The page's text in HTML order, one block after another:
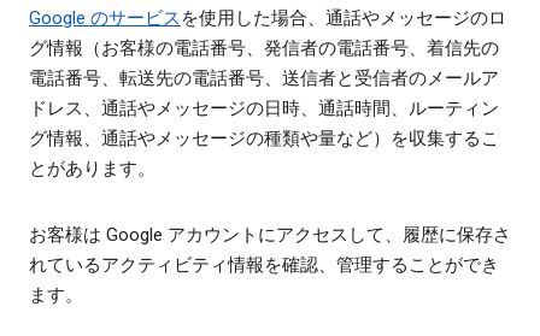
Google のサービス を使用した場合、通話やメッセージのロ
グ情報（お客様の電話番号、発信者の電話番号、着信先の
電話番号、転送先の電話番号、送信者と受信者のメールア
ドレス、通話やメッセージの日時、通話時間、ルーティン
グ情報、通話やメッセージの種類や量など）を収集するこ
とがあります。
お客様は Google アカウントにアクセスして、履歴に保存さ
れているアクティビティ情報を確認、管理することができ
ます。